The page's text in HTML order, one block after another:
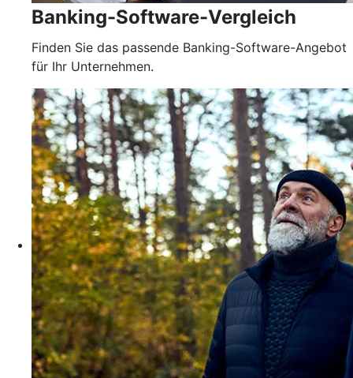
Banking-Software-Vergleich
Finden Sie das passende Banking-Software-Angebot
für Ihr Unternehmen.